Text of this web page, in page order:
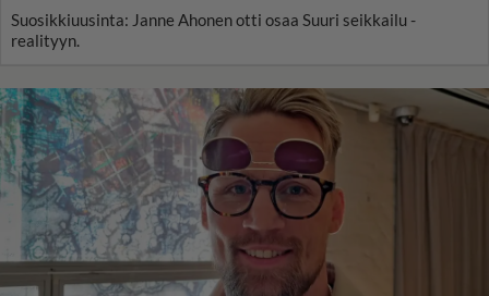
Suosikkiuusinta: Janne Ahonen otti osaa Suuri seikkailu -
realityyn.